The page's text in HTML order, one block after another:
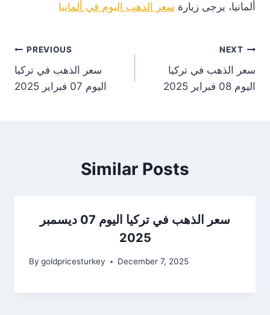
ألمانيا، يرجى زيارة سعر الذهب اليوم في ألمانيا
PREVIOUS
سعر الذهب في تركيا
اليوم 07 فبراير 2025
NEXT
سعر الذهب في تركيا
اليوم 08 فبراير 2025
Similar Posts
سعر الذهب في تركيا اليوم 07 ديسمبر
2025
By goldpricesturkey December 7, 2025